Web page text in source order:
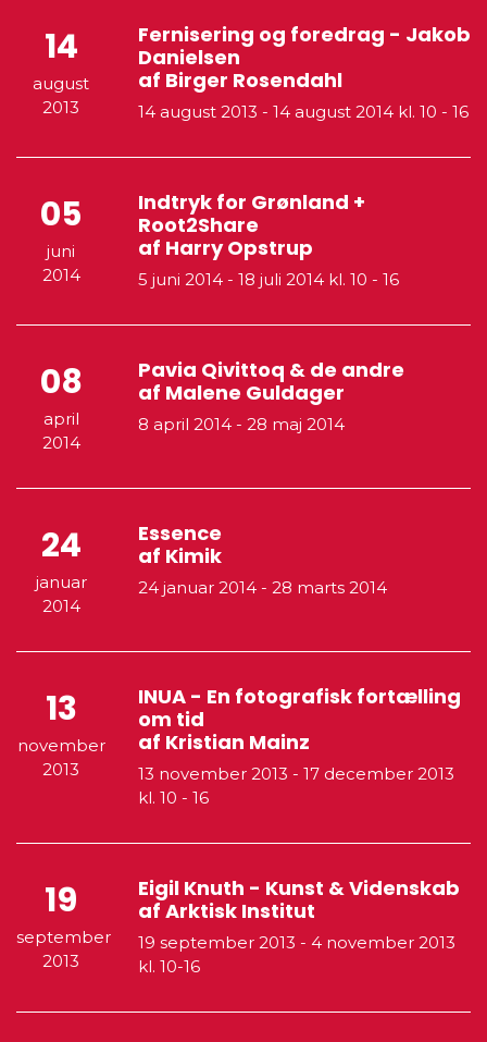
14
august
2013
Fernisering og foredrag - Jakob
Danielsen
af Birger Rosendahl
14 august 2013 - 14 august 2014 kl. 10 - 16
05
juni
2014
Indtryk for Grønland +
Root2Share
af Harry Opstrup
5 juni 2014 - 18 juli 2014 kl. 10 - 16
08
april
2014
Pavia Qivittoq & de andre
af Malene Guldager
8 april 2014 - 28 maj 2014
24
januar
2014
Essence
af Kimik
24 januar 2014 - 28 marts 2014
13
november
2013
INUA - En fotografisk fortælling
om tid
af Kristian Mainz
13 november 2013 - 17 december 2013
kl. 10 - 16
19
september
2013
Eigil Knuth - Kunst & Videnskab
af Arktisk Institut
19 september 2013 - 4 november 2013
kl. 10-16